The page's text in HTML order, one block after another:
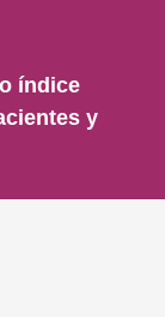
índice
y